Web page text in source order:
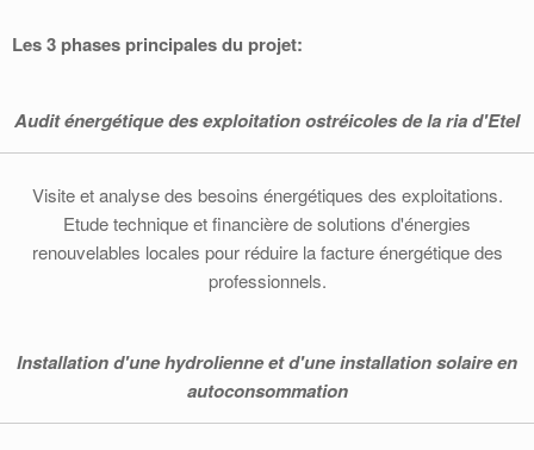
Les 3 phases principales du projet:
Audit énergétique des exploitation ostréicoles de la ria d'Etel
Visite et analyse des besoins énergétiques des exploitations.
Etude technique et financière de solutions d'énergies
renouvelables locales pour réduire la facture énergétique des
professionnels.
Installation d'une hydrolienne et d'une installation solaire en
autoconsommation